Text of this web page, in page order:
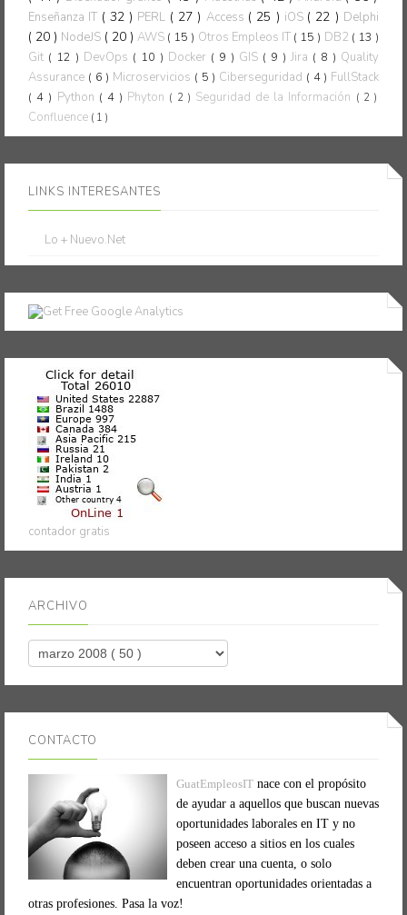
Enseñanza IT ( 32 ) PERL ( 27 ) Access ( 25 ) iOS ( 22 ) Delphi
( 20 ) NodeJS ( 20 )AWS ( 15 ) Otros Empleos IT ( 15 ) DB2 ( 13 )
Git ( 12 ) DevOps ( 10 ) Docker ( 9 ) GIS ( 9 ) Jira ( 8 ) Quality
Assurance ( 6 ) Microservicios ( 5 ) Ciberseguridad ( 4 ) FullStack
( 4 ) Python ( 4 ) Phyton ( 2 ) Seguridad de la Información ( 2 )
Confluence ( 1 )
LINKS INTERESANTES
Lo + Nuevo.Net
contador gratis
ARCHIVO
CONTACTO
GuatEmpleosIT nace con el propósito
de ayudar a aquellos que buscan nuevas
oportunidades laborales en IT y no
poseen acceso a sitios en los cuales
deben crear una cuenta, o solo
encuentran oportunidades orientadas a
otras profesiones. Pasa la voz!